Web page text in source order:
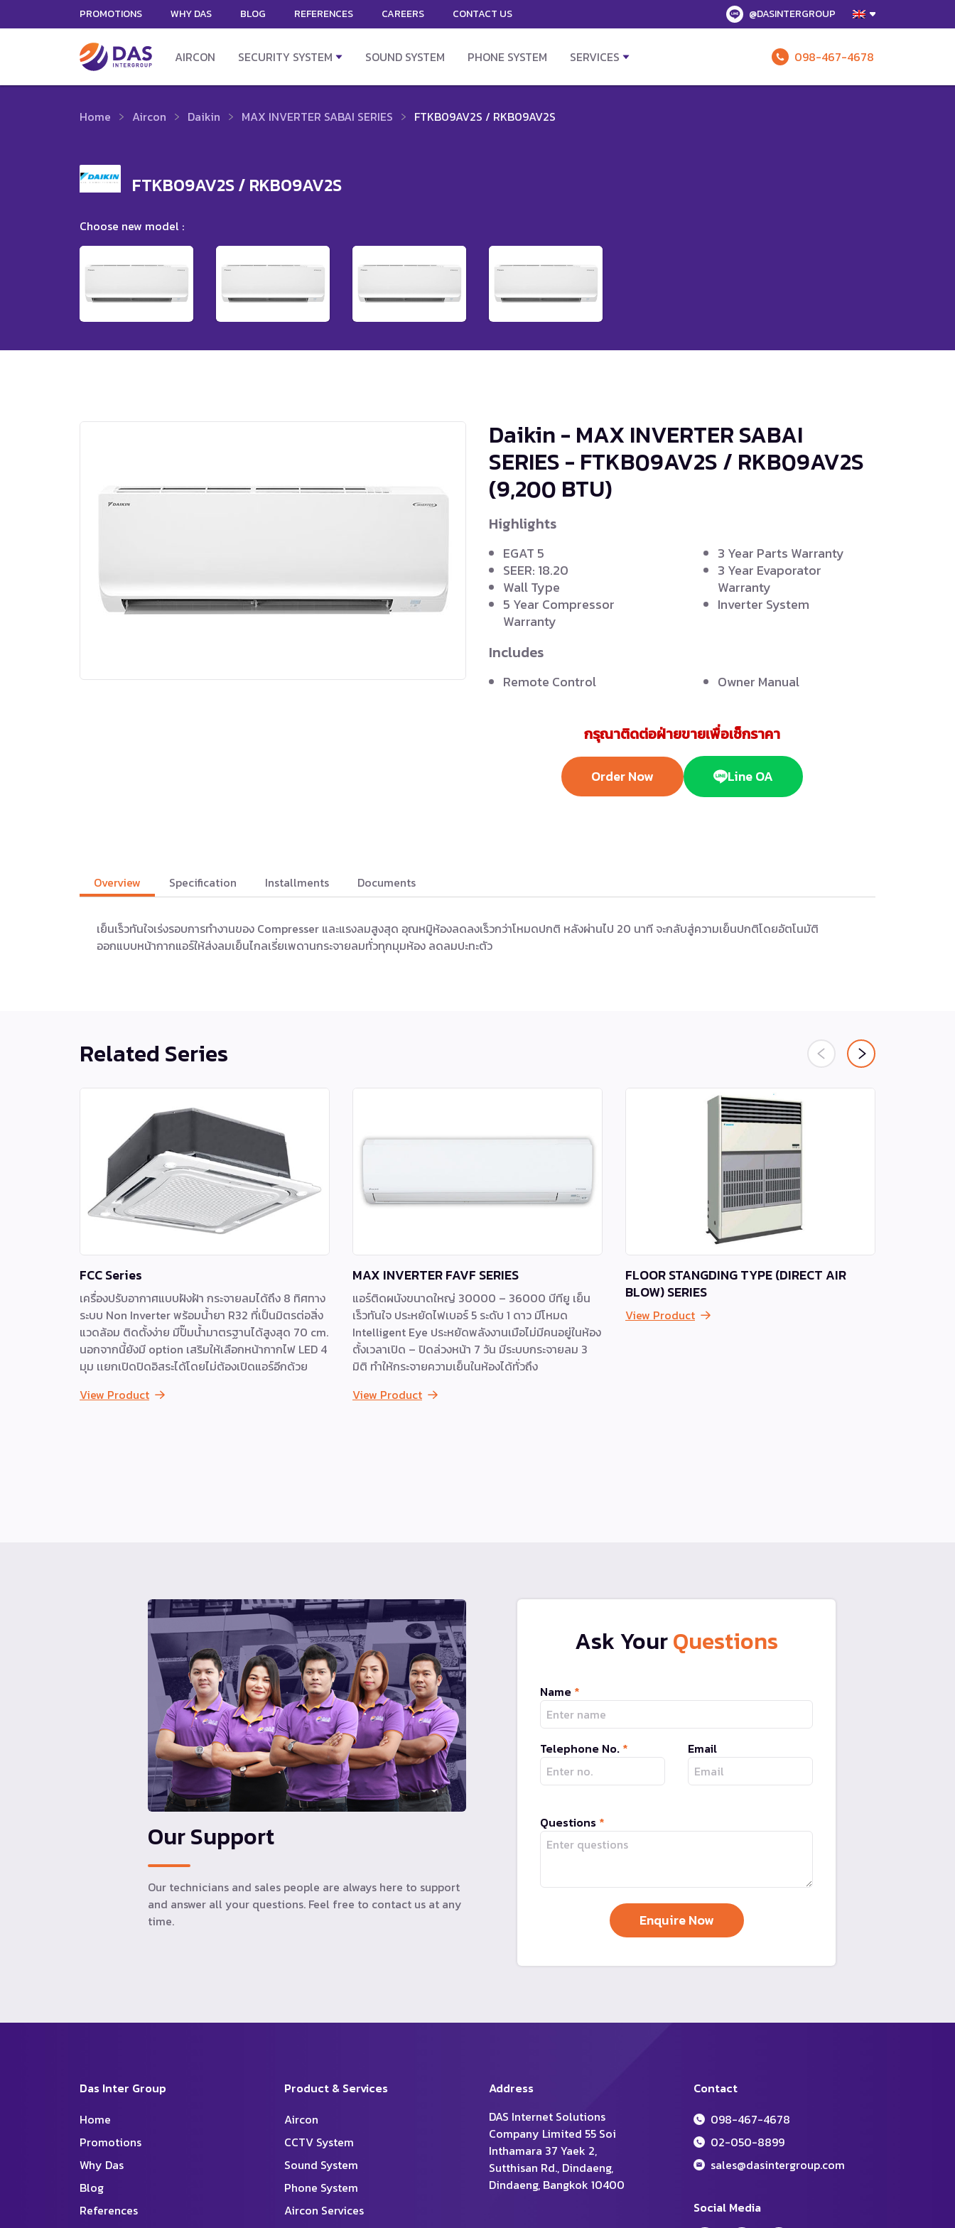
PROMOTIONS WHY DAS BLOG REFERENCES CAREERS CONTACT US @DASINTERGROUP
AIRCON SECURITY SYSTEM SOUND SYSTEM PHONE SYSTEM SERVICES 098-467-4678
Home Aircon Daikin MAX INVERTER SABAI SERIES FTKB09AV2S / RKB09AV2S
FTKB09AV2S / RKB09AV2S
Choose new model :
Daikin - MAX INVERTER SABAI
SERIES - FTKB09AV2S / RKB09AV2S
(9,200 BTU)
Highlights
EGAT 5
SEER: 18.20
Wall Type
5 Year Compressor
Warranty
3 Year Parts Warranty
3 Year Evaporator
Warranty
Inverter System
Includes
Remote Control Owner Manual
กรุณาติดต่อฝ่ายขายเพื่อเช็กราคา
Order Now Line OA
Overview Specification Installments Documents
เย็นเร็วทันใจเร่งรอบการทำงานของ Compresser และแรงลมสูงสุด อุณหมูิห้องลดลงเร็วกว่าโหมดปกติ หลังผ่านไป 20 นาที จะกลับสู่ความเย็นปกติโดยอัตโนมัติ
ออกแบบหน้ากากแอร์ให้ส่งลมเย็นไกลเรี่ยเพดานกระจายลมทั่วทุกมุมห้อง ลดลมปะทะตัว
Related Series
FCC Series
เครื่องปรับอากาศแบบฝังฝ้า กระจายลมได้ถึง 8 ทิศทาง
ระบบ Non Inverter พร้อมน้ำยา R32 ที่เป็นมิตรต่อสิ่ง
แวดล้อม ติดตั้งง่าย มีปั๊มน้ำมาตรฐานได้สูงสุด 70 cm.
นอกจากนี้ยังมี option เสริมให้เลือกหน้ากากไฟ LED 4
มุม เเยกเปิดปิดอิสระได้โดยไม่ต้องเปิดแอร์อีกด้วย
View Product
MAX INVERTER FAVF SERIES
แอร์ติดผนังขนาดใหญ่ 30000 – 36000 บีทียู เย็น
เร็วทันใจ ประหยัดไฟเบอร์ 5 ระดับ 1 ดาว มีโหมด
Intelligent Eye ประหยัดพลังงานเมือไม่มีคนอยู่ในห้อง
ตั้งเวลาเปิด – ปิดล่วงหน้า 7 วัน มีระบบกระจายลม 3
มิติ ทำให้กระจายความเย็นในห้องได้ทั่วถึง
View Product
FLOOR STANGDING TYPE (DIRECT AIR
BLOW) SERIES
View Product
Ask YourQuestions
Name *
Telephone No. * Email
Questions *
Our Support
Our technicians and sales people are always here to support
and answer all your questions. Feel free to contact us at any
time.
Das Inter Group
Home
Promotions
Why Das
Blog
References
Product & Services
Aircon
CCTV System
Sound System
Phone System
Aircon Services
Social Media
Contact
098-467-4678
02-050-8899
sales@dasintergroup.com
Address
DAS Internet Solutions
Company Limited 55 Soi
Inthamara 37 Yaek 2,
Sutthisan Rd., Dindaeng,
Dindaeng, Bangkok 10400